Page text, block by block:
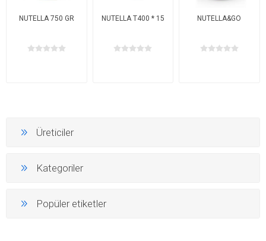
NUTELLA 750 GR NUTELLA T400 * 15 NUTELLA&GO
Üreticiler
Kategoriler
Popüler etiketler